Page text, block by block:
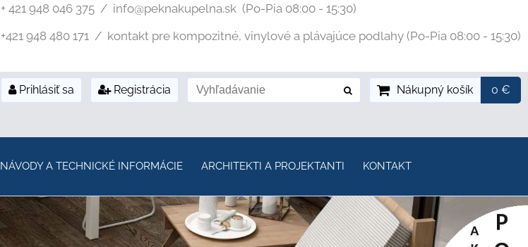
+ 421 948 046 375 / info@peknakupelna.sk (Po-Pia 08:00 - 15:30)
+421 948 480 171 / kontakt pre kompozitné, vinylové a plávajúce podlahy (Po-Pia 08:00 - 15:30)
Prihlásiť sa Registrácia Nákupný košík 0 €
NÁVODY A TECHNICKÉ INFORMÁCIE ARCHITEKTI A PROJEKTANTI KONTAKT